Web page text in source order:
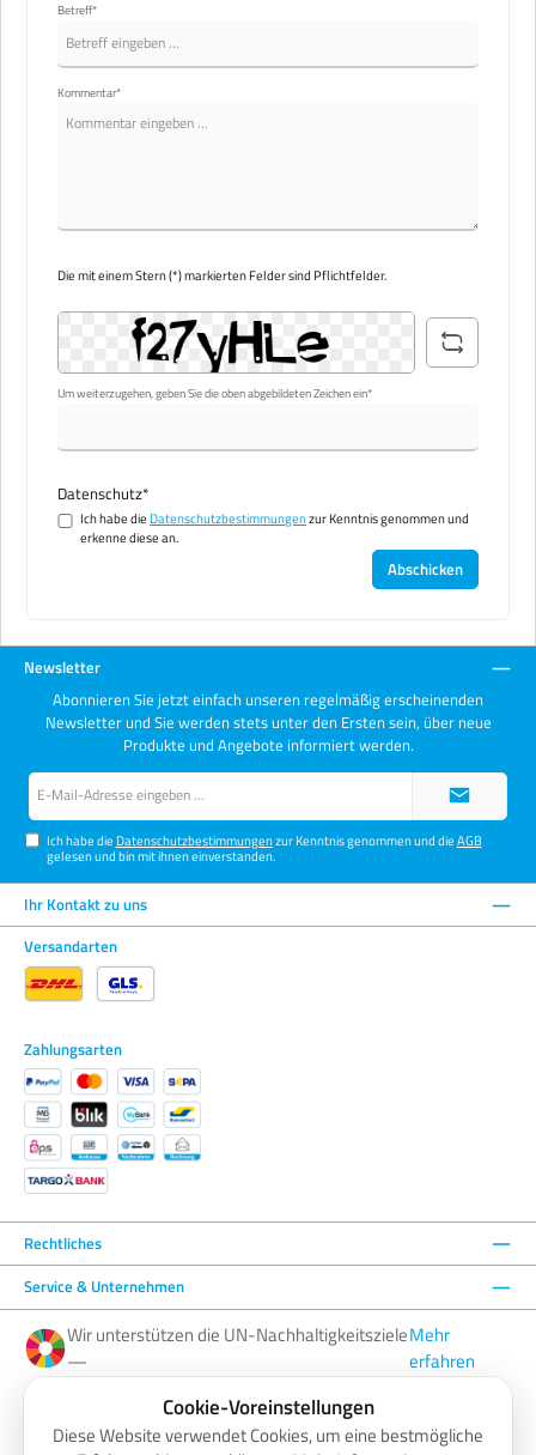
Betreff*
Kommentar*
Die mit einem Stern (*) markierten Felder sind Pflichtfelder.
Um weiterzugehen, geben Sie die oben abgebildeten Zeichen ein*
Datenschutz*
Ich habe die Datenschutzbestimmungenzur Kenntnis genommen und
erkenne diese an.
Abschicken
Newsletter
Abonnieren Sie jetzt einfach unseren regelmäßig erscheinenden
Newsletter und Sie werden stets unter den Ersten sein, über neue
Produkte und Angebote informiert werden.
Ich habe die Datenschutzbestimmungenzur Kenntnis genommen und dieAGB
gelesen und bin mit ihnen einverstanden.
Ihr Kontakt zu uns
Versandarten
Zahlungsarten
Rechtliches
Service & Unternehmen
Wir unterstützen die UN-Nachhaltigkeitsziele
—
Mehr
erfahren
Facebook Instagram YouTube LinkedIn
Cookie-Voreinstellungen
Diese Website verwendet Cookies, um eine bestmögliche